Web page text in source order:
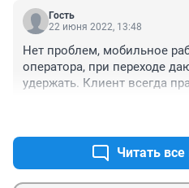
Гость
22 июня 2022, 13:48
Нет проблем, мобильное
оператора, при переходе
удержать. Клиент всегда
Читать